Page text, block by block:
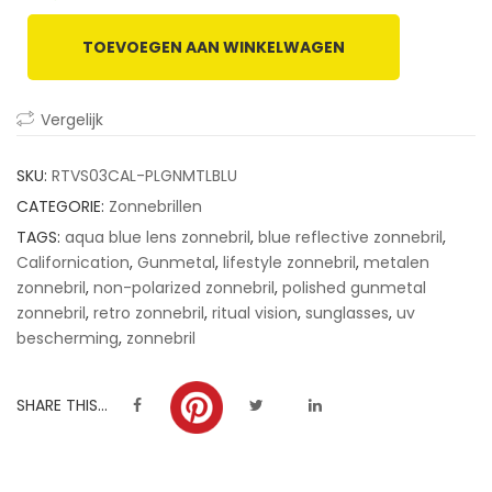
based
customer
ratings
TOEVOEGEN AAN WINKELWAGEN
Vergelijk
SKU: RTVS03CAL-PLGNMTLBLU
CATEGORIE: Zonnebrillen
TAGS: aqua blue lens zonnebril, blue reflective zonnebril,
Californication, Gunmetal, lifestyle zonnebril, metalen
zonnebril, non-polarized zonnebril, polished gunmetal
zonnebril, retro zonnebril, ritual vision, sunglasses, uv
bescherming, zonnebril
SHARE THIS...